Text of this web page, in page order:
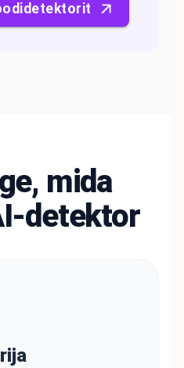
mida
detektor